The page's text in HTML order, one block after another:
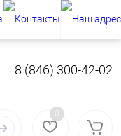
8 (846) 300-42-02
0